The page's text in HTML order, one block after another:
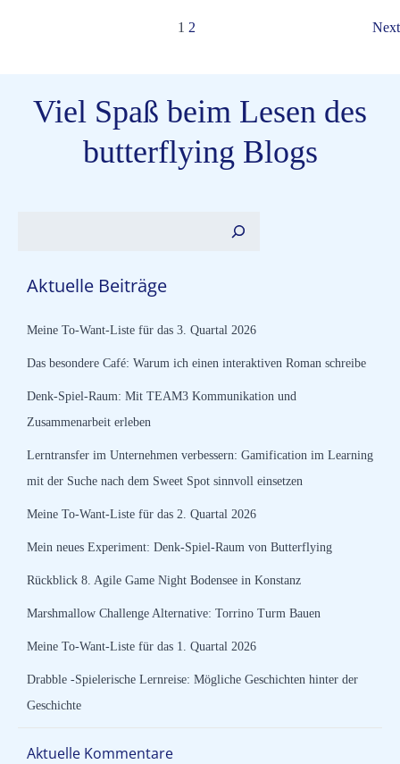
Page
1 Page
2 Next
Viel Spaß beim Lesen des
butterflying Blogs
Aktuelle Beiträge
Meine To-Want-Liste für das 3. Quartal 2026
Das besondere Café: Warum ich einen interaktiven Roman schreibe
Denk-Spiel-Raum: Mit TEAM3 Kommunikation und
Zusammenarbeit erleben
Lerntransfer im Unternehmen verbessern: Gamification im Learning
mit der Suche nach dem Sweet Spot sinnvoll einsetzen
Meine To-Want-Liste für das 2. Quartal 2026
Mein neues Experiment: Denk-Spiel-Raum von Butterflying
Rückblick 8. Agile Game Night Bodensee in Konstanz
Marshmallow Challenge Alternative: Torrino Turm Bauen
Meine To-Want-Liste für das 1. Quartal 2026
Drabble -Spielerische Lernreise: Mögliche Geschichten hinter der
Geschichte
Aktuelle Kommentare